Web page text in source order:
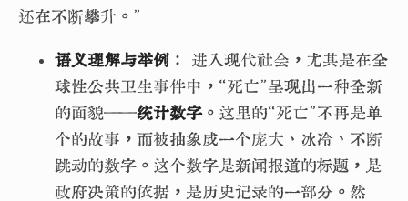
还在不断攀升。”
语义理解与举例 ： 进入现代社会，尤其是在全
球性公共卫生事件中，“死亡”呈现出一种全新
的面貌——统计数字。这里的“死亡”不再是单
个的故事，而被抽象成一个庞大、冰冷、不断
跳动的数字。这个数字是新闻报道的标题，是
政府决策的依据，是历史记录的一部分。然